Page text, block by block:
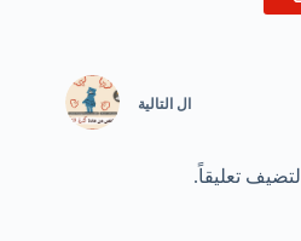
ال التالية
لتضيف تعليقاً.